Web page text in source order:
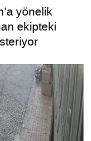
yönelik
ekipteki